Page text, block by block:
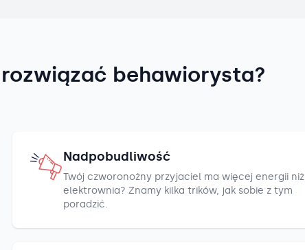
behawiorysta?
Nadpobudliwość
Twój czworonożny przyjaciel ma więcej energii niż
elektrownia? Znamy kilka trików, jak sobie z tym
poradzić.